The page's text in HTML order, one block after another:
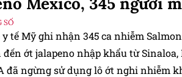
SỐ
tế Mỹ ghi nhận 345 ca nhiễm
ớt jalapeno nhập khẩu từ Sinaloa,
đã ngừng sử dụng lô ớt nghi nhiễm